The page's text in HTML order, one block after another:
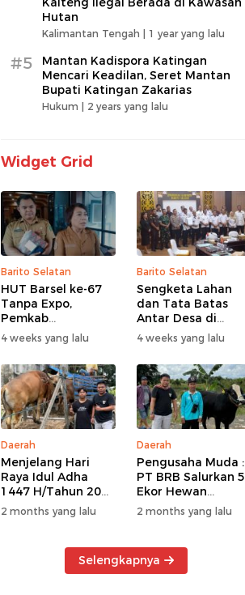
Hutan
Kalimantan Tengah | 1 year yang lalu
#5
Mantan Kadispora Katingan
Mencari Keadilan, Seret Mantan
Bupati Katingan Zakarias
Hukum | 2 years yang lalu
Widget Grid
Barito Selatan
HUT Barsel ke-67
Tanpa Expo,
Pemkab
Prioritaskan UMKM
dan Bantuan Sosial
4 weeks yang lalu
Barito Selatan
Sengketa Lahan
dan Tata Batas
Antar Desa di
Barsel Jadi
Perhatian Serius
4 weeks yang lalu
Daerah
Menjelang Hari
Raya Idul Adha
1447 H/Tahun 2026
M, PT BRB Salurkan
5 Ekor Hewan
2 months yang lalu
Daerah
Pengusaha Muda :
PT BRB Salurkan 5
Ekor Hewan
Kurban Kepada
Warga Khususnya
Operasional
2 months yang lalu
Selengkapnya